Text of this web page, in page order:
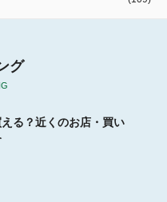
グ
る？近くのお店・買い